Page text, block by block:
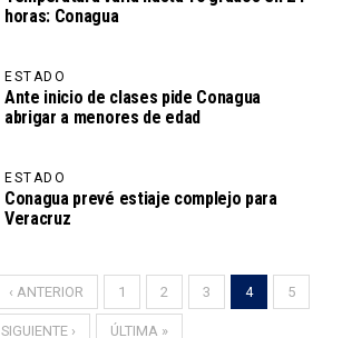
horas: Conagua
ESTADO
Ante inicio de clases pide Conagua
abrigar a menores de edad
ESTADO
Conagua prevé estiaje complejo para
Veracruz
‹ ANTERIOR 1 2 3 4 5
SIGUIENTE › ÚLTIMA »